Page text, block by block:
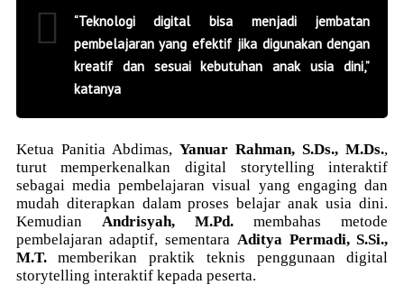
“Teknologi digital bisa menjadi jembatan
pembelajaran yang efektif jika digunakan dengan
kreatif dan sesuai kebutuhan anak usia dini,”
katanya
Ketua Panitia Abdimas, Yanuar Rahman, S.Ds., M.Ds.,
turut memperkenalkan digital storytelling interaktif
sebagai media pembelajaran visual yang engaging dan
mudah diterapkan dalam proses belajar anak usia dini.
Kemudian Andrisyah, M.Pd.membahas metode
pembelajaran adaptif, sementara Aditya Permadi, S.Si.,
M.T.memberikan praktik teknis penggunaan digital
storytelling interaktif kepada peserta.